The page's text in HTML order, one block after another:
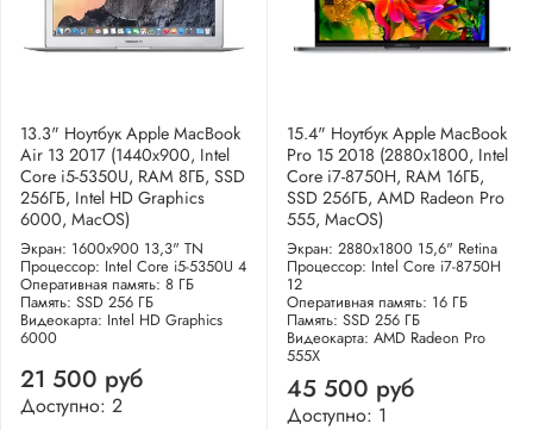
13.3" Ноутбук Apple MacBook
Air 13 2017 (1440x900, Intel
Core i5-5350U, RAM 8ГБ, SSD
256ГБ, Intel HD Graphics
6000, MacOS)
Экран: 1600x900 13,3" TN
Процессор: Intel Core i5-5350U 4
Оперативная память: 8 ГБ
Память: SSD 256 ГБ
Видеокарта: Intel HD Graphics
6000
21 500 руб
Доступно: 2
15.4" Ноутбук Apple MacBook
Pro 15 2018 (2880x1800, Intel
Core i7-8750H, RAM 16ГБ,
SSD 256ГБ, AMD Radeon Pro
555, MacOS)
Экран: 2880x1800 15,6" Retina
Процессор: Intel Core i7-8750H
12
Оперативная память: 16 ГБ
Память: SSD 256 ГБ
Видеокарта: AMD Radeon Pro
555X
45 500 руб
Доступно: 1